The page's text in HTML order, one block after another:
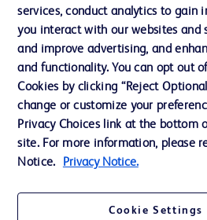
Éthique et conformité
Assistance
Nous contacter
Préférences en matière de cookies
Confidentialité
Accessibilité du site Web
services, conduct analytics to gain
you interact with our websites and
and improve advertising, and
and functionality. You can opt out
Cookies by clicking “Reject
change or customize your
Privacy Choices link at the bottom
site. For more information, please
Notice.
Privacy Notice.
Cookie Settings